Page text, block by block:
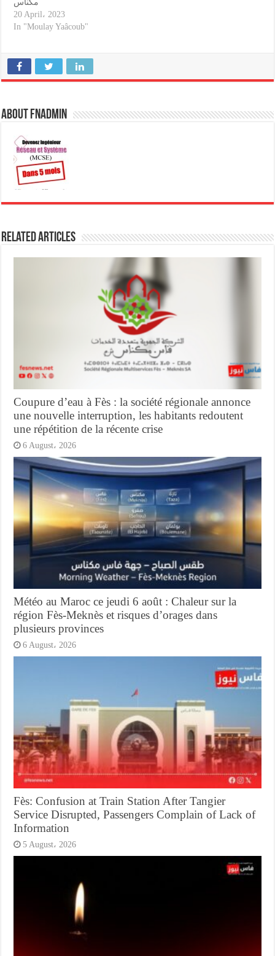
مكناس
20 April، 2023
In "Moulay Yaâcoub"
About fnadmin
Related Articles
Coupure d’eau à Fès : la société régionale annonce
une nouvelle interruption, les habitants redoutent
une répétition de la récente crise
6 August، 2026
Météo au Maroc ce jeudi 6 août : Chaleur sur la
région Fès-Meknès et risques d’orages dans
plusieurs provinces
6 August، 2026
Fès: Confusion at Train Station After Tangier
Service Disrupted, Passengers Complain of Lack of
Information
5 August، 2026